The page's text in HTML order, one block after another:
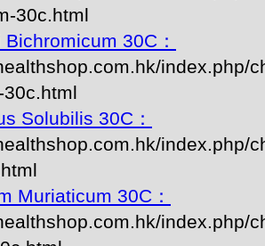
30c.html
30C：
index.php/
Solubilis 30C：
index.php/
Muriaticum 30C：
index.php/